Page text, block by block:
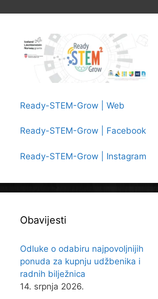
LIKOVNOM NATJEČAJU
Ready-STEM-Grow | Web
Ready-STEM-Grow | Facebook
Ready-STEM-Grow | Instagram
Obavijesti
Odluke o odabiru najpovoljnijih
ponuda za kupnju udžbenika i
radnih bilježnica
14. srpnja 2026.